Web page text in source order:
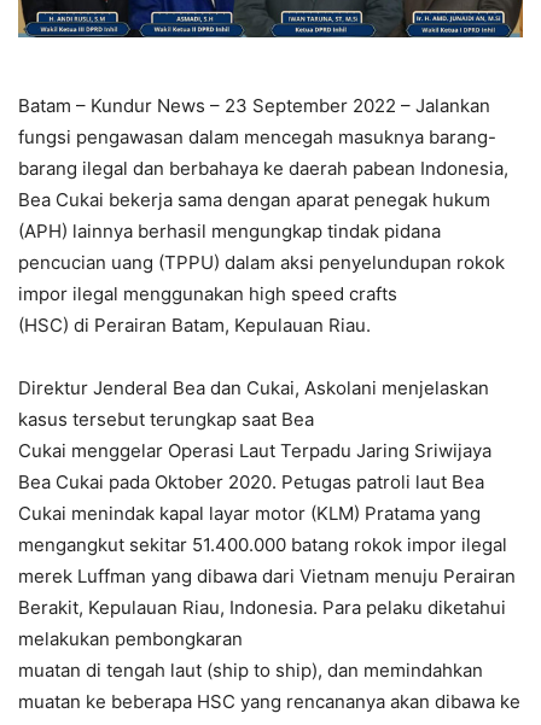
Batam – Kundur News – 23 September 2022 – Jalankan
fungsi pengawasan dalam mencegah masuknya barang-
barang ilegal dan berbahaya ke daerah pabean Indonesia,
Bea Cukai bekerja sama dengan aparat penegak hukum
(APH) lainnya berhasil mengungkap tindak pidana
pencucian uang (TPPU) dalam aksi penyelundupan rokok
impor ilegal menggunakan high speed crafts
(HSC) di Perairan Batam, Kepulauan Riau.
Direktur Jenderal Bea dan Cukai, Askolani menjelaskan
kasus tersebut terungkap saat Bea
Cukai menggelar Operasi Laut Terpadu Jaring Sriwijaya
Bea Cukai pada Oktober 2020. Petugas patroli laut Bea
Cukai menindak kapal layar motor (KLM) Pratama yang
mengangkut sekitar 51.400.000 batang rokok impor ilegal
merek Luffman yang dibawa dari Vietnam menuju Perairan
Berakit, Kepulauan Riau, Indonesia. Para pelaku diketahui
melakukan pembongkaran
muatan di tengah laut (ship to ship), dan memindahkan
muatan ke beberapa HSC yang rencananya akan dibawa ke